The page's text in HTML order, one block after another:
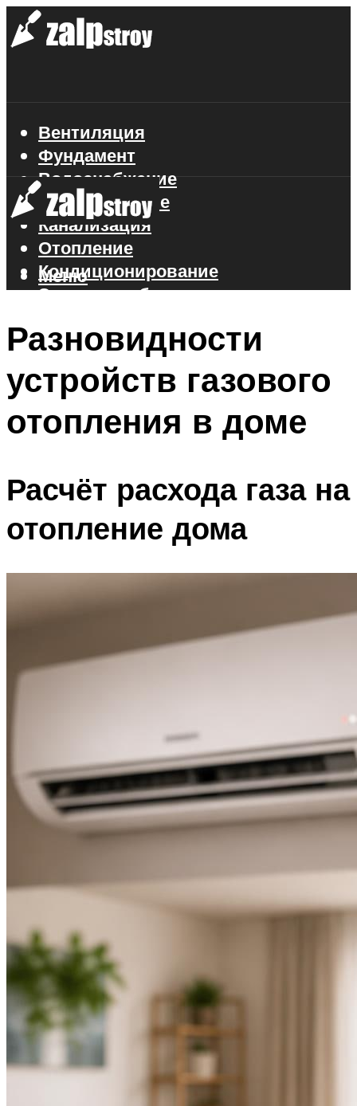
Вентиляция
Фундамент
Водоснабжение
Газоснабжение
Канализация
Отопление
Кондиционирование
Электроснабжение
Меню
Меню
Разновидности
устройств газового
отопления в доме
Расчёт расхода газа на
отопление дома